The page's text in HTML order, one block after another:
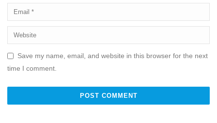
Save my name, email, and website in this browser for the next
time I comment.